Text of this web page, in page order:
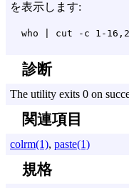
を表示します:
who | cut -c 1-
診断
The utility exits 0 on
関連項目
colrm(1), paste(1)
規格